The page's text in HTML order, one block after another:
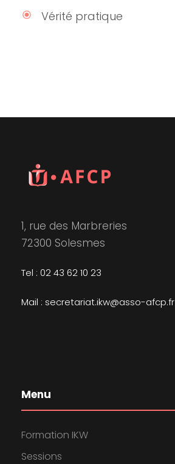
Vérité pratique
1, rue des Marbreries
72300 Solesmes
Tel : 02 43 62 10 23
Mail : secretariat.ikw@asso-afcp.fr
Menu
Formation IKW
Sessions